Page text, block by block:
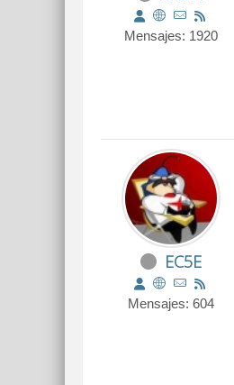
Mensajes: 1920
EC5E
Mensajes: 604